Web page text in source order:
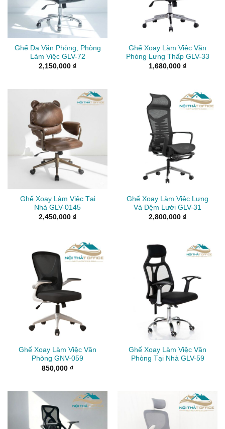
Ghế Da Văn Phòng, Phòng
Làm Việc GLV-72
2,150,000 ₫
Ghế Xoay Làm Việc Văn
Phòng Lưng Thấp GLV-33
1,680,000 ₫
Ghế Xoay Làm Việc Tại
Nhà GLV-0145
2,450,000 ₫
Ghế Xoay Làm Việc Lưng
Và Đệm Lưới GLV-31
2,800,000 ₫
Ghế Xoay Làm Việc Văn
Phòng GNV-059
850,000 ₫
Ghế Xoay Làm Việc Văn
Phòng Tại Nhà GLV-59